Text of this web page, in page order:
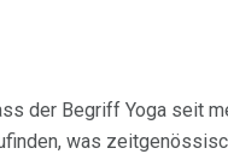
der Begriff Yoga seit
was